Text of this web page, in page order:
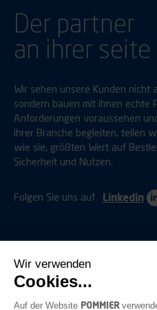
Wir verwenden
Cookies...
Auf der Website POMMIER
Der partner
an ihrer seite
Wir sehen unsere Kunden nicht
sondern bauen mit ihnen echte
Anforderungen voraussehen
ihrer Branche begleiten, teilen
wie sie, größten Wert auf
Sicherheit und Nutzen.
Folgen Sie uns auf Linkedin